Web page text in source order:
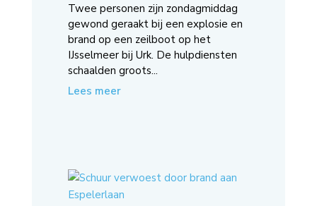
Twee personen zijn zondagmiddag
gewond geraakt bij een explosie en
brand op een zeilboot op het
IJsselmeer bij Urk. De hulpdiensten
schaalden groots...
Lees meer